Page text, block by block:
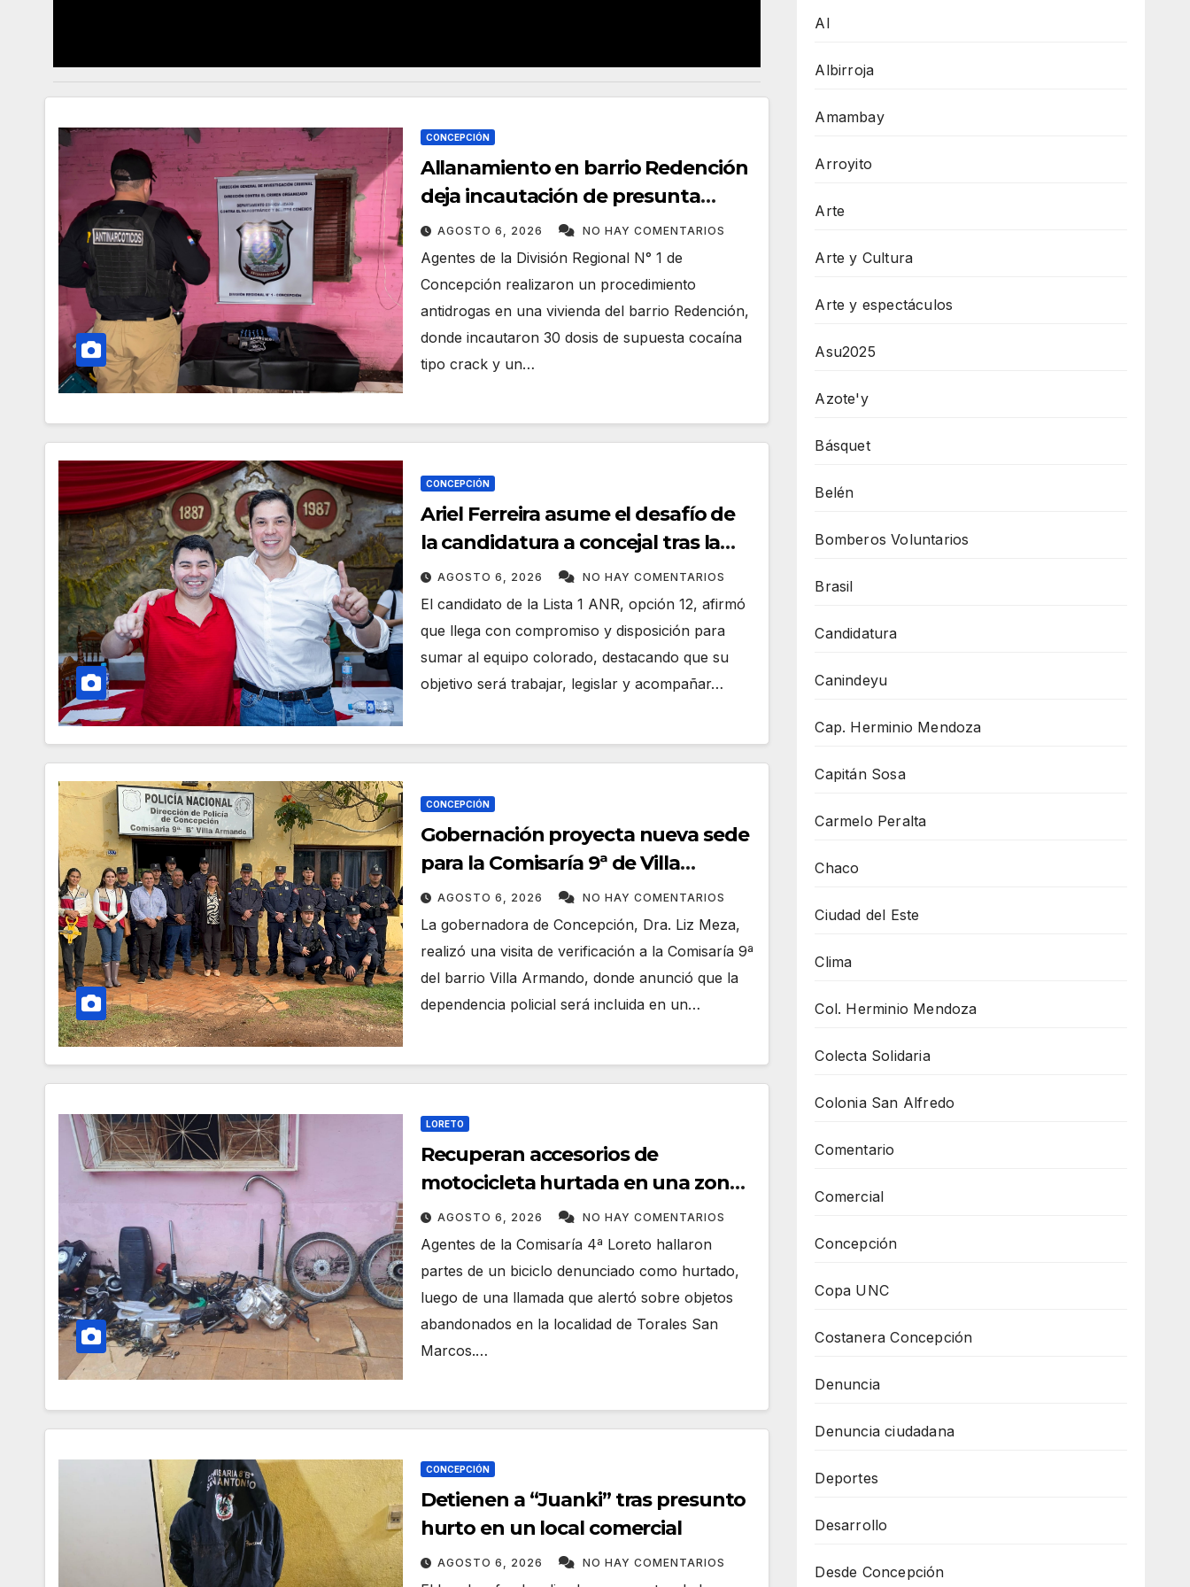
i
d
e
o
CONCEPCIÓN
Allanamiento en barrio Redención
deja incautación de presunta
cocaína tipo crack en Concepción
AGOSTO 6, 2026 NO HAY COMENTARIOS
Agentes de la División Regional N° 1 de
Concepción realizaron un procedimiento
antidrogas en una vivienda del barrio Redención,
donde incautaron 30 dosis de supuesta cocaína
tipo crack y un…
CONCEPCIÓN
Ariel Ferreira asume el desafío de
la candidatura a concejal tras la
renuncia de Lourdes Carduz
AGOSTO 6, 2026 NO HAY COMENTARIOS
El candidato de la Lista 1 ANR, opción 12, afirmó
que llega con compromiso y disposición para
sumar al equipo colorado, destacando que su
objetivo será trabajar, legislar y acompañar…
CONCEPCIÓN
Gobernación proyecta nueva sede
para la Comisaría 9ª de Villa
Armando tras verificar las
condiciones edilicias
AGOSTO 6, 2026 NO HAY COMENTARIOS
La gobernadora de Concepción, Dra. Liz Meza,
realizó una visita de verificación a la Comisaría 9ª
del barrio Villa Armando, donde anunció que la
dependencia policial será incluida en un…
LORETO
Recuperan accesorios de
motocicleta hurtada en una zona
boscosa de Loreto
AGOSTO 6, 2026 NO HAY COMENTARIOS
Agentes de la Comisaría 4ª Loreto hallaron
partes de un biciclo denunciado como hurtado,
luego de una llamada que alertó sobre objetos
abandonados en la localidad de Torales San
Marcos.…
CONCEPCIÓN
Detienen a “Juanki” tras presunto
hurto en un local comercial
AGOSTO 6, 2026 NO HAY COMENTARIOS
AI
Albirroja
Amambay
Arroyito
Arte
Arte y Cultura
Arte y espectáculos
Asu2025
Azote'y
Básquet
Belén
Bomberos Voluntarios
Brasil
Candidatura
Canindeyu
Cap. Herminio Mendoza
Capitán Sosa
Carmelo Peralta
Chaco
Ciudad del Este
Clima
Col. Herminio Mendoza
Colecta Solidaria
Colonia San Alfredo
Comentario
Comercial
Concepción
Copa UNC
Costanera Concepción
Denuncia
Denuncia ciudadana
Deportes
Desarrollo
Desde Concepción